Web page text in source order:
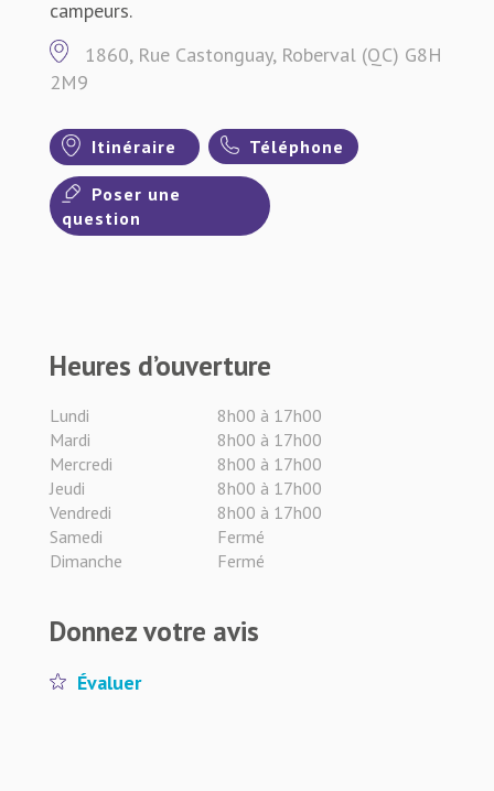
campeurs.
1860, Rue Castonguay, Roberval (QC) G8H
2M9
Itinéraire Téléphone
Poser une
question
Heures d’ouverture
Lundi
8h00 à 17h00
Mardi
8h00 à 17h00
Mercredi
8h00 à 17h00
Jeudi
8h00 à 17h00
Vendredi
8h00 à 17h00
Samedi
Fermé
Dimanche
Fermé
Donnez votre avis
Évaluer